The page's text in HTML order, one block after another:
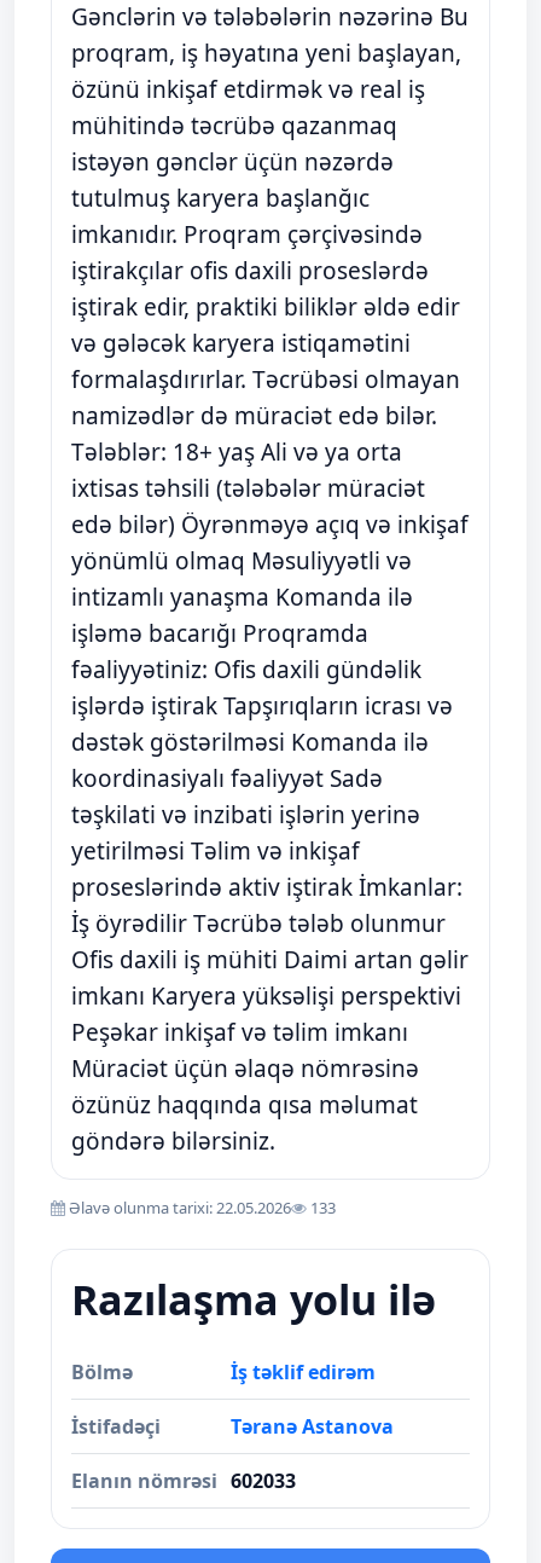
Gənclərin və tələbələrin nəzərinə Bu
proqram, iş həyatına yeni başlayan,
özünü inkişaf etdirmək və real iş
mühitində təcrübə qazanmaq
istəyən gənclər üçün nəzərdə
tutulmuş karyera başlanğıc
imkanıdır. Proqram çərçivəsində
iştirakçılar ofis daxili proseslərdə
iştirak edir, praktiki biliklər əldə edir
və gələcək karyera istiqamətini
formalaşdırırlar. Təcrübəsi olmayan
namizədlər də müraciət edə bilər.
Tələblər: 18+ yaş Ali və ya orta
ixtisas təhsili (tələbələr müraciət
edə bilər) Öyrənməyə açıq və inkişaf
yönümlü olmaq Məsuliyyətli və
intizamlı yanaşma Komanda ilə
işləmə bacarığı Proqramda
fəaliyyətiniz: Ofis daxili gündəlik
işlərdə iştirak Tapşırıqların icrası və
dəstək göstərilməsi Komanda ilə
koordinasiyalı fəaliyyət Sadə
təşkilati və inzibati işlərin yerinə
yetirilməsi Təlim və inkişaf
proseslərində aktiv iştirak İmkanlar:
İş öyrədilir Təcrübə tələb olunmur
Ofis daxili iş mühiti Daimi artan gəlir
imkanı Karyera yüksəlişi perspektivi
Peşəkar inkişaf və təlim imkanı
Müraciət üçün əlaqə nömrəsinə
özünüz haqqında qısa məlumat
göndərə bilərsiniz.
Əlavə olunma tarixi: 22.05.2026 133
Razılaşma yolu ilə
Bölmə İş təklif edirəm
İstifadəçi Təranə Astanova
Elanın nömrəsi 602033